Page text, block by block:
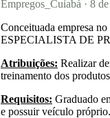
Empregos_Cuiabá · 8
Conceituada empresa
ESPECIALISTA DE
Atribuições: Realizar
treinamento dos
Requisitos: Graduado
e possuir veículo próprio.